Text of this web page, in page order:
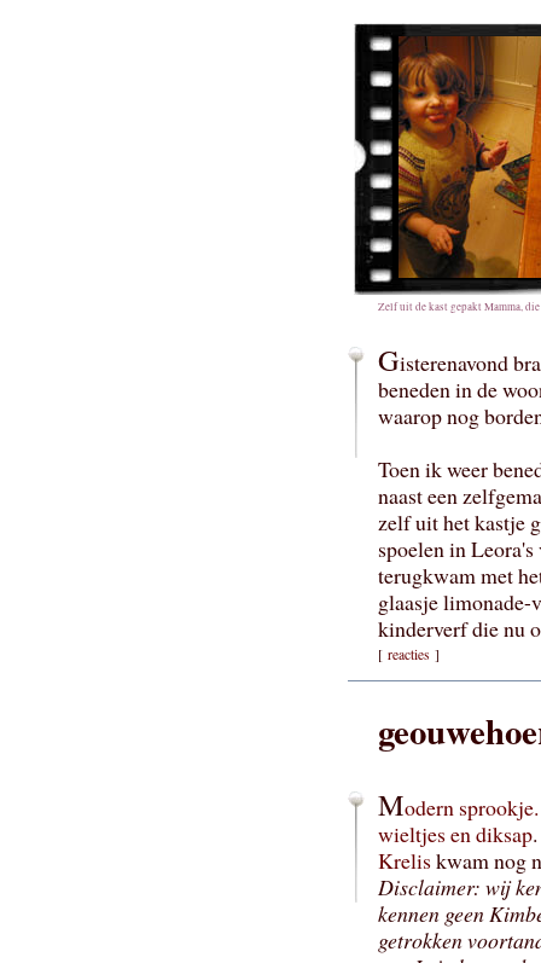
Zelf uit de kast gepakt Mamma,
Gisterenavond
beneden in de
waarop nog
Toen ik weer
naast een
zelf uit het kastje
spoelen in
terugkwam met
glaasje limonade-
kinderverf die nu
[ reacties ]
Modern
wieltjes en diksap
Krelis kwam nog
Disclaimer: wij
kennen geen
getrokken